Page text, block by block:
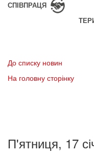
Пошук
СПІВПРАЦЯ
До списку новин
На головну сторінку
П'ятниця, 17